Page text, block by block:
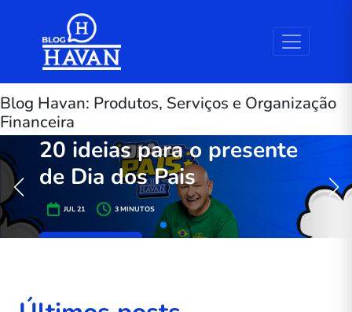
Blog Havan: Produtos, Serviços e Organização
FinanceiraPRA SUA CASA
20 ideias para o presente
de Dia dos Pais
JUL 21 3MINUTOS